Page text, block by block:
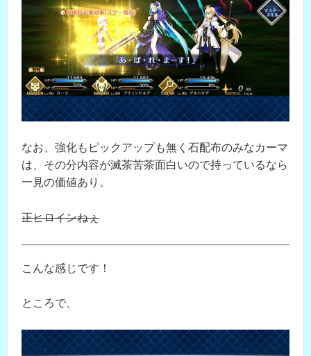
なお、強化もピックアップも無く石配布のみなカーマ
は、その分内容が滅茶苦茶面白いので持っているなら
一見の価値あり。
正ヒロインねぇ
こんな感じです！
ところで、